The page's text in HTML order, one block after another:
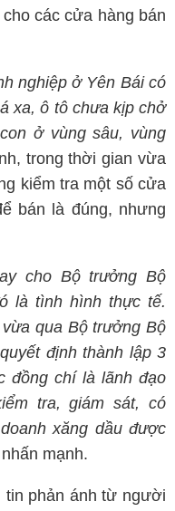
các cửa hàng bán
nghiệp ở Yên Bái có
xa, ô tô chưa kịp chở
ở vùng sâu, vùng
trong thời gian vừa
kiểm tra một số cửa
bán là đúng, nhưng
cho Bộ trưởng Bộ
là tình hình thực tế.
qua Bộ trưởng Bộ
định thành lập 3
đồng chí là lãnh đạo
tra, giám sát, có
xăng dầu được
mạnh.
tin phản ánh từ người